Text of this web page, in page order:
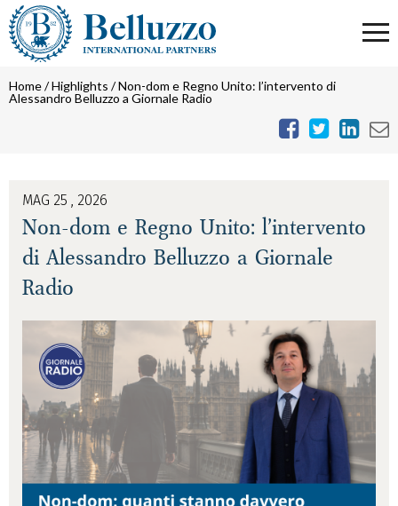
Home/Highlights /Non-dom e Regno Unito: l’intervento di
Alessandro Belluzzo a Giornale Radio
MAG 25 , 2026
Non-dom e Regno Unito: l’intervento
di Alessandro Belluzzo a Giornale
Radio